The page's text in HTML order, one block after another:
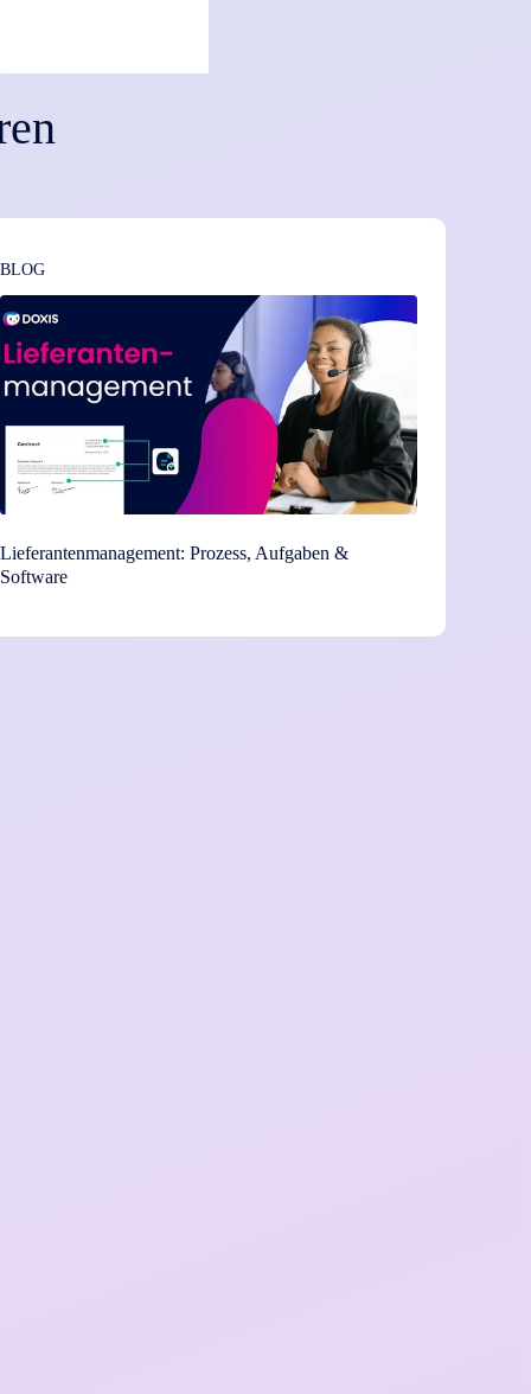
BLOG
Lieferantenmanagement: Prozess, Aufgaben &
Software